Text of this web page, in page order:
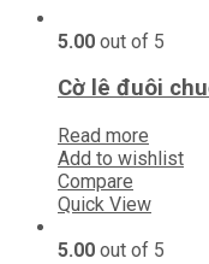
5.00 out of 5
Cờ lê đuôi
Read more
Add to wishlist
Compare
Quick View
5.00 out of 5